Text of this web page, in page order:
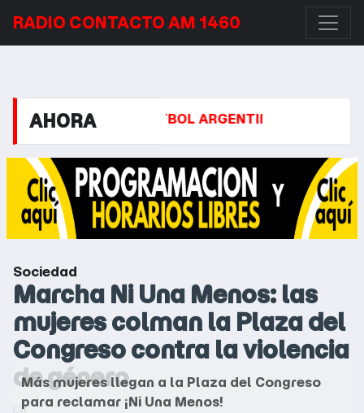
RADIO CONTACTO AM 1460
AHORA
FÚTBOL ARGENTINO: TODOS LOS PARTIDOS
Sociedad
Marcha Ni Una Menos: las
mujeres colman la Plaza del
Congreso contra la violencia
de género
Más mujeres llegan a la Plaza del Congreso
para reclamar ¡Ni Una Menos!